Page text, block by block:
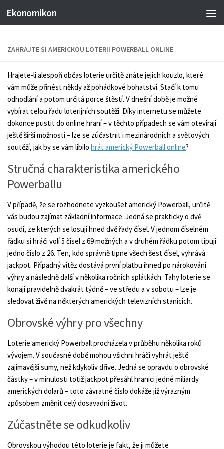
Ekonomikon
ZAHRAJTE SI AMERICKOU LOTERII POWERBALL ONLINE
Hrajete-li alespoň občas loterie určitě znáte jejich kouzlo, které
vám může přinést někdy až pohádkové bohatství. Stačí k tomu
odhodlání a potom určitá porce štěstí. V dnešní době je možné
vybírat celou řadu loterijních soutěží. Díky internetu se můžete
dokonce pustit do online hraní – v těchto případech se vám otevírají
ještě širší možnosti – lze se zúčastnit i mezinárodních a světových
soutěží, jak by se vám líbilo hrát americký Powerball online?
Stručná charakteristika amerického
Powerballu
V případě, že se rozhodnete vyzkoušet americký Powerball, určitě
vás budou zajímat základní informace. Jedná se prakticky o dvě
osudí, ze kterých se losují hned dvě řady čísel. V jednom číselném
řádku si hráči volí 5 čísel z 69 možných a v druhém řádku potom tipují
jedno číslo z 26. Ten, kdo správně tipne všech šest čísel, vyhrává
jackpot. Případný vítěz dostává první platbu ihned po nárokování
výhry a následně další v několika ročních splátkách. Tahy loterie se
konají pravidelně dvakrát týdně – ve středu a v sobotu – lze je
sledovat živě na některých amerických televizních stanicích.
Obrovské výhry pro všechny
Loterie americký Powerball procházela v průběhu několika roků
vývojem. V současné době mohou všichni hráči vyhrát ještě
zajímavější sumy, než kdykoliv dříve. Jedná se opravdu o obrovské
částky – v minulosti totiž jackpot přesáhl hranici jedné miliardy
amerických dolarů – toto závratné číslo dokáže již výrazným
způsobem změnit celý dosavadní život.
Zúčastněte se odkudkoliv
Obrovskou výhodou této loterie je fakt, že ji můžete